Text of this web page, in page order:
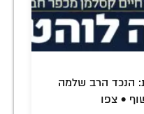
הנכד הרב שלמה
• צפו